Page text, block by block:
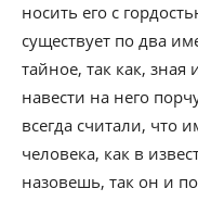
носить его с
существует по два
тайное, так как,
навести на него
всегда считали, что
человека, как в
назовешь, так он и